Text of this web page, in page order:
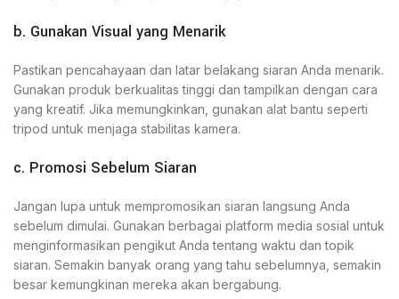
b. Gunakan Visual yang Menarik
Pastikan pencahayaan dan latar belakang siaran Anda menarik.
Gunakan produk berkualitas tinggi dan tampilkan dengan cara
yang kreatif. Jika memungkinkan, gunakan alat bantu seperti
tripod untuk menjaga stabilitas kamera.
c. Promosi Sebelum Siaran
Jangan lupa untuk mempromosikan siaran langsung Anda
sebelum dimulai. Gunakan berbagai platform media sosial untuk
menginformasikan pengikut Anda tentang waktu dan topik
siaran. Semakin banyak orang yang tahu sebelumnya, semakin
besar kemungkinan mereka akan bergabung.